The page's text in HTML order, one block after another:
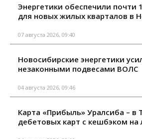
Энергетики обеспечили
для новых жилых кварталов в
07 августа 2026, 09:40
Новосибирские энергетики
незаконными подвесами ВОЛС
04 августа 2026, 09:46
Карта «Прибыль» Уралсиба – в
дебетовых карт с кешбэком на